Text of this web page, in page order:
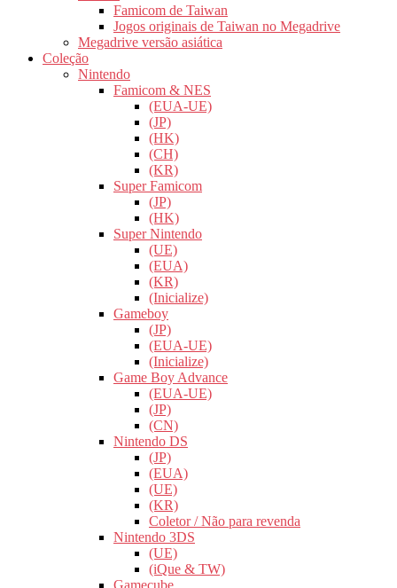
Famicom de Taiwan
Jogos originais de Taiwan no Megadrive
Megadrive versão asiática
Coleção
Nintendo
Famicom & NES
(EUA-UE)
(JP)
(HK)
(CH)
(KR)
Super Famicom
(JP)
(HK)
Super Nintendo
(UE)
(EUA)
(KR)
(Inicialize)
Gameboy
(JP)
(EUA-UE)
(Inicialize)
Game Boy Advance
(EUA-UE)
(JP)
(CN)
Nintendo DS
(JP)
(EUA)
(UE)
(KR)
Coletor / Não para revenda
Nintendo 3DS
(UE)
(iQue & TW)